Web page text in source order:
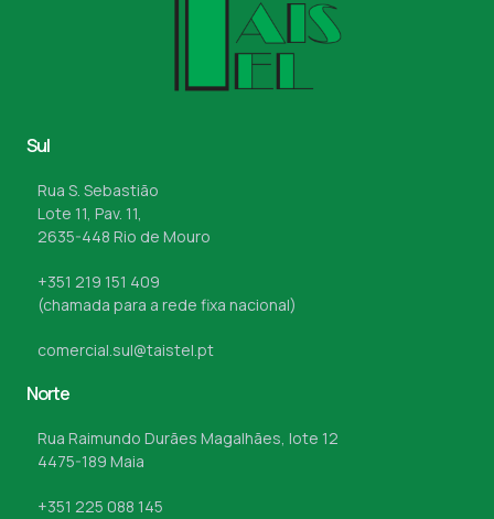
Sul
Rua S. Sebastião
Lote 11, Pav. 11,
2635-448 Rio de Mouro
+351 219 151 409
(chamada para a rede fixa nacional)
comercial.sul@taistel.pt
Norte
Rua Raimundo Durães Magalhães, lote 12
4475-189 Maia
+351 225 088 145